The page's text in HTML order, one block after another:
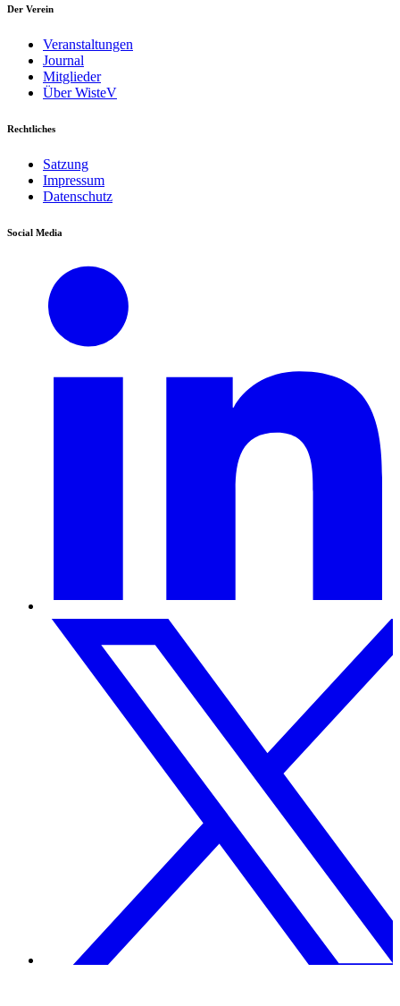
Der Verein
Veranstaltungen
Journal
Mitglieder
Über WisteV
Rechtliches
Satzung
Impressum
Datenschutz
Social Media